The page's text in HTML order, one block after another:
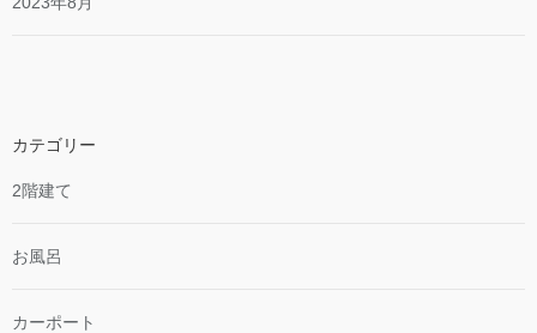
カテゴリー
2階建て
お風呂
カーポート